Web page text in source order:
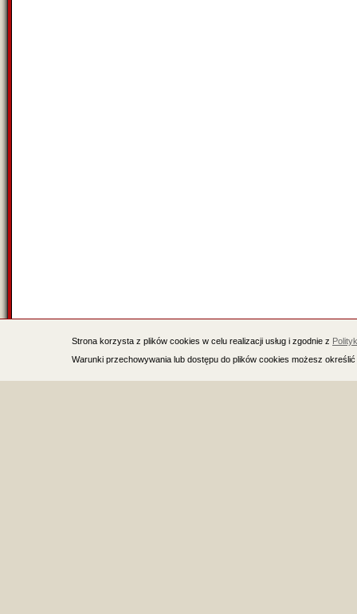
Strona korzysta z plików cookies w celu realizacji usług i zgodnie z
Warunki przechowywania lub dostępu do plików cookies możesz